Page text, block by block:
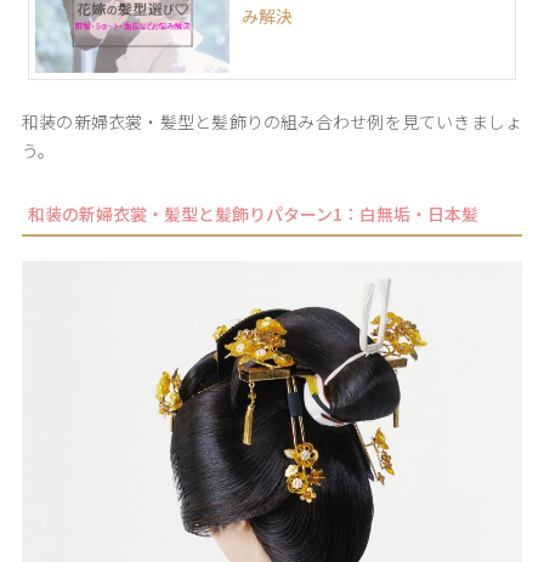
み解決
和装の新婦衣裳・髪型と髪飾りの組み合わせ例を見ていきましょ
う。
和装の新婦衣裳・髪型と髪飾りパターン1：白無垢・日本髪